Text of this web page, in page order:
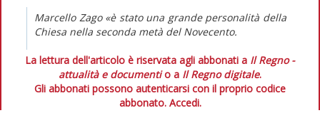
Marcello Zago «è stato una grande personalità della
Chiesa nella seconda metà del Novecento.
La lettura dell'articolo è riservata agli abbonati a Il Regno -
attualità e documentio a Il Regno digitale.
Gli abbonati possono autenticarsi con il proprio codice
abbonato. Accedi.